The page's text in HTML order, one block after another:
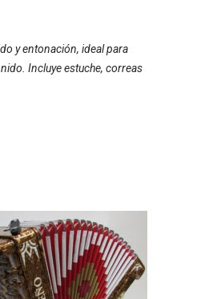
y entonación, ideal para
Incluye estuche, correas